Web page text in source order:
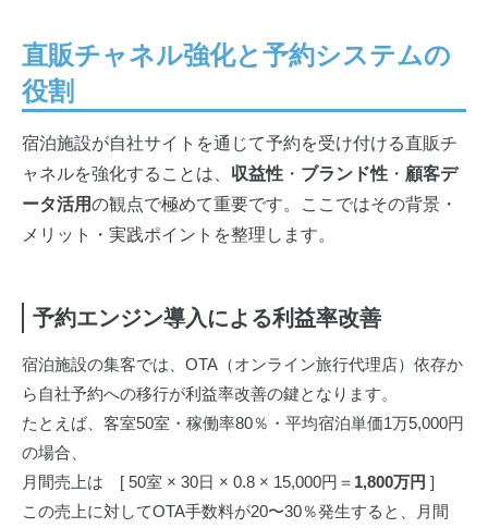
直販チャネル強化と予約システムの
役割
宿泊施設が自社サイトを通じて予約を受け付ける直販チ
ャネルを強化することは、 収益性 ・ ブランド性 ・ 顧客デ
ータ活用の観点で極めて重要です。ここではその背景・
メリット・実践ポイントを整理します。
予約エンジン導入による利益率改善
宿泊施設の集客では、OTA（オンライン旅行代理店）依存か
ら自社予約への移行が利益率改善の鍵となります。
たとえば、客室50室・稼働率80％・平均宿泊単価1万5,000円
の場合、
月間売上は [ 50室 × 30日 × 0.8 × 15,000円＝ 1,800万円 ]
この売上に対してOTA手数料が20〜30％発生すると、月間